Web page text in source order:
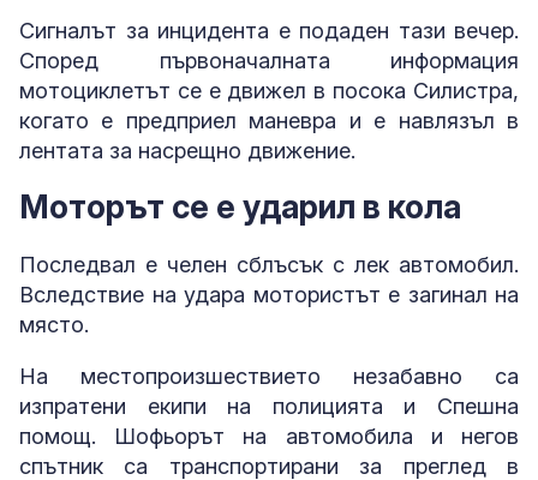
Сигналът за инцидента е подаден тази вечер.
Според първоначалната информация
мотоциклетът се е движел в посока Силистра,
когато е предприел маневра и е навлязъл в
лентата за насрещно движение.
Моторът се е ударил в кола
Последвал е челен сблъсък с лек автомобил.
Вследствие на удара мотористът е загинал на
място.
На местопроизшествието незабавно са
изпратени екипи на полицията и Спешна
помощ. Шофьорът на автомобила и негов
спътник са транспортирани за преглед в